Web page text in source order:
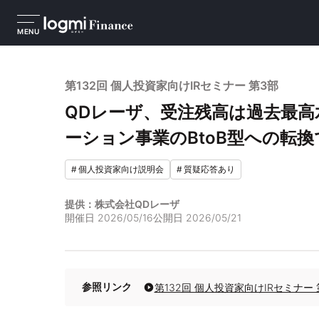
MENU
第132回 個人投資家向けIRセミナー 第3部
QDレーザ、受注残高は過去最
ーション事業のBtoB型への転
#個人投資家向け説明会 #質疑応答あり
提供：株式会社QDレーザ
開催日 2026/05/16公開日 2026/05/21
参照リンク 第132回 個人投資家向けIRセミナー